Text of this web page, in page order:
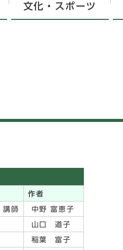
文化・スポーツ
作者
講師 中野 富恵子
山口 道子
稲葉 富子